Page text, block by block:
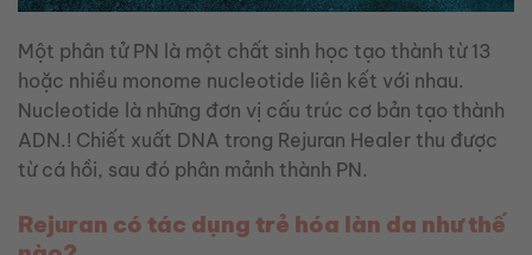
Một phân tử PN là một chất sinh học tạo thành từ 13
hoặc nhiều monome nucleotide liên kết với nhau.
Nucleotide là những đơn vị cấu trúc cơ bản tạo thành
ADN.! Chiết xuất DNA trong Rejuran Healer thu được
từ cá hồi, sau đó phân mảnh thành PN.
Rejuran có tác dụng trẻ hóa làn da như thế